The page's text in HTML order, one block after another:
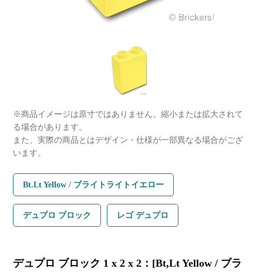
※商品イメージは原寸ではありません。縮小または拡大されて
る場合があります。
また、実際の商品とはデザイン・仕様が一部異なる場合がござ
います。
Bt.Lt Yellow / ブライトライトイエロー
デュプロ ブロック レゴ デュプロ
デュプロ ブロック 1 x 2 x 2：[Bt,Lt Yellow / ブラ